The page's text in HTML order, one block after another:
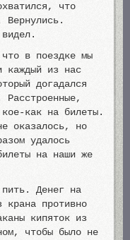
что
Вернулись.
в поездке мы
каждый из нас
догадался
как на билеты.
оказалось, но
удалось
на наши же
Денег на
противно
кипяток из
чтобы было не